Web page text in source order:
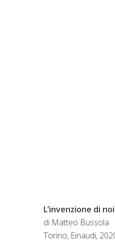
L’invenzione di
di Matteo Bussola
Torino, Einaudi,